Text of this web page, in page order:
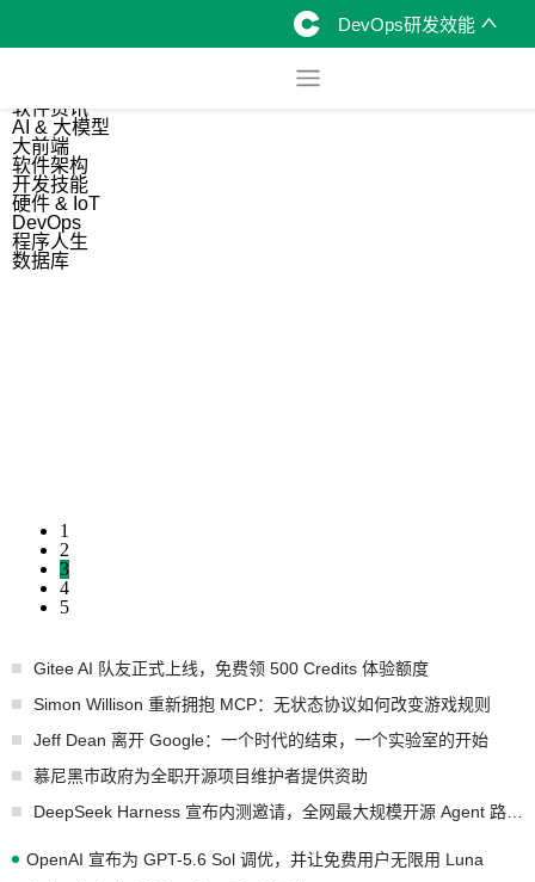
DevOps研发效能
软件资讯
AI & 大模型
大前端
软件架构
开发技能
硬件 & IoT
DevOps
程序人生
数据库
1
2
3
4
5
Gitee AI 队友正式上线，免费领 500 Credits 体验额度
Simon Willison 重新拥抱 MCP：无状态协议如何改变游戏规则
Jeff Dean 离开 Google：一个时代的结束，一个实验室的开始
慕尼黑市政府为全职开源项目维护者提供资助
OpenAI 宣布为 GPT-5.6 Sol 调优，并让免费用户无限用 Luna